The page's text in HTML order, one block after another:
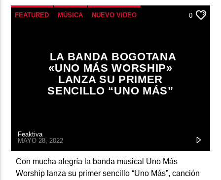
FEATURED MÚSICA NUEVO VIDEO 0
LA BANDA BOGOTANA
«UNO MÁS WORSHIP»
LANZA SU PRIMER
SENCILLO “UNO MÁS”
Feaktiva
MAYO 28, 2022
Con mucha alegría la banda musical Uno Más
Worship lanza su primer sencillo “Uno Más”, canción